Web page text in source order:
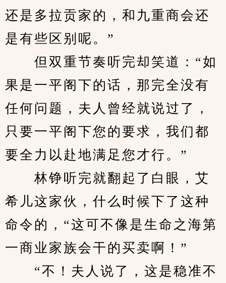
还是多拉贡家的，和九重商会还
是有些区别呢。”
但双重节奏听完却笑道：“如
果是一平阁下的话，那完全没有
任何问题，夫人曾经就说过了，
只要一平阁下您的要求，我们都
要全力以赴地满足您才行。”
林铮听完就翻起了白眼，艾
希儿这家伙，什么时候下了这种
命令的，“这可不像是生命之海第
一商业家族会干的买卖啊！”
“不！夫人说了，这是稳准不